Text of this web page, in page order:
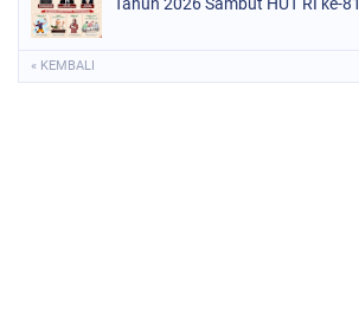
Tahun 2026 Sambut HUT RI ke-81
« KEMBALI